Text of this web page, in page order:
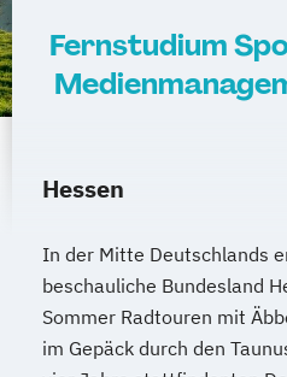
Fernstudium
Hessen
In der Mitte Deutschlands
beschauliche Bundesland
Sommer Radtouren mit
im Gepäck durch den